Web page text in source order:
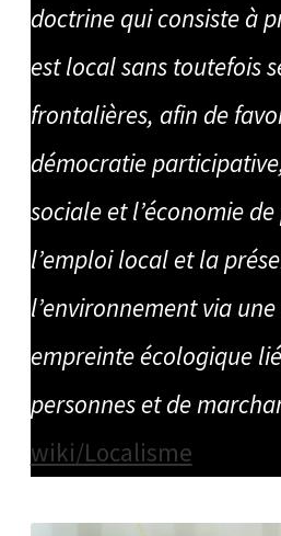
doctrine qui consiste à
est local sans toutefois
frontalières, afin de
démocratie
sociale et l’économie
l’emploi local et la
l’environnement via
empreinte écologique
personnes et de
wiki/Localisme